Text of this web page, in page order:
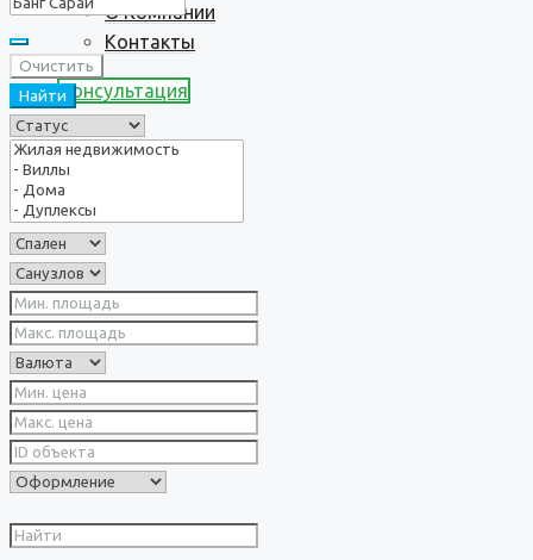
О Компании
Контакты
Консультация
Очистить
Найти